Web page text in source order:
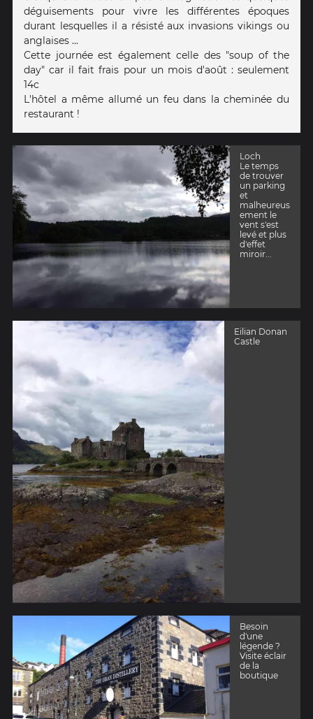
déguisements pour vivre les différentes époques
durant lesquelles il a résisté aux invasions vikings ou
anglaises ...
Cette journée est également celle des "soup of the
day" car il fait frais pour un mois d'août : seulement
14c
L'hôtel a même allumé un feu dans la cheminée du
restaurant !
Loch
Le temps
de trouver
un parking
et
malheureus
ement le
vent s'est
levé et plus
d'effet
miroir...
Eilian Donan
Castle
Besoin
d'une
légende ?
Visite éclair
de la
boutique